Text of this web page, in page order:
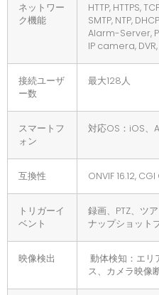
ネットワー
ク機能
HTTP, HTTPS,
SMTP, NTP,
Alarm-Server,
IP camera,
接続ユーザ
ー数
最大128人
スマートフ
ォン
対応OS：iOS、
互換性 ONVIF 16.12,
トリガーイ
ベント
録画、PTZ、ツ
ナップショット
映像検出
動体検知：エリ
ス、カメラ映像